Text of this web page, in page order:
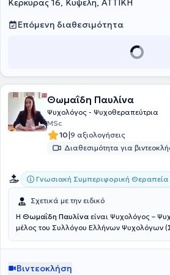
Κερκύρας 16, Κυψέλη, ΑΤΤΙΚΗ
Επόμενη διαθεσιμότητα
Θωμαΐδη Παυλίνα
Ψυχολόγος - Ψυχοθεραπεύτρια
MSc
10|9 αξιολογήσεις
Διαθεσιμότητα για
Γνωσιακή Συμπεριφορική Θεραπεία
Σχετικά με την ειδικό
Η Θωμαΐδη Παυλίνα είναι Ψυχολόγος –
μέλος του Συλλόγου Ελλήνων Ψυχολόγων
Ψυχολογίας του Εθνικού και
Εγκληματολογική Ψυχολογία από το
Βιντεοκλήση